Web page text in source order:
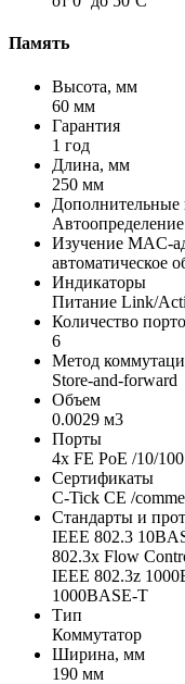
Память
Высота, мм
60 мм
Гарантия
1 год
Длина, мм
250 мм
Дополнительные
Изучение MAC-
автоматическое
Индикаторы
Питание Link/
Количество
6
Метод
Store-and-forward
Объем
0.0029 м3
Порты
4x FE PoE /10/
Сертификаты
C-Tick CE /
Стандарты и
IEEE 802.3
802.3x Flow
IEEE 802.3z
1000BASE-T
Тип
Коммутатор
Ширина, мм
190 мм